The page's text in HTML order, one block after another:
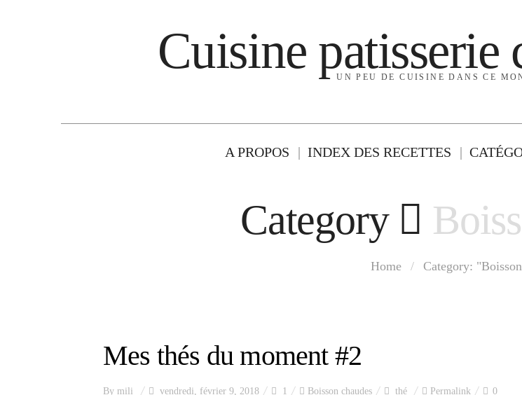
Cuisine UN PEU DE CUISINE DANS CE
A PROPOS INDEX DES RECETTES
Category
Home / Category:
Mes thés du moment #2
By mili vendredi, février 9, 2018 1 Boisson chaudes thé Permalink 0